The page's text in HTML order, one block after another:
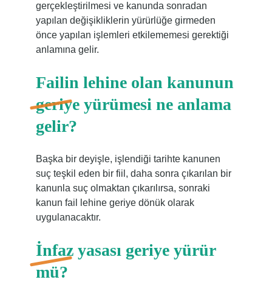
gerçekleştirilmesi ve kanunda sonradan
yapılan değişikliklerin yürürlüğe girmeden
önce yapılan işlemleri etkilememesi gerektiği
anlamına gelir.
Failin lehine olan kanunun
geriye yürümesi ne anlama
gelir?
Başka bir deyişle, işlendiği tarihte kanunen
suç teşkil eden bir fiil, daha sonra çıkarılan bir
kanunla suç olmaktan çıkarılırsa, sonraki
kanun fail lehine geriye dönük olarak
uygulanacaktır.
İnfaz yasası geriye yürür
mü?